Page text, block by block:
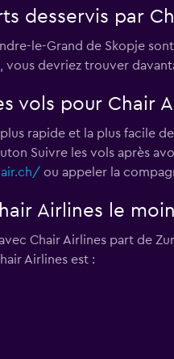
desservis par
le-Grand de Skopje
devriez trouver
vols pour Chair
rapide et la plus facile
Suivre les vols après
ou appeler la
Airlines le
Chair Airlines part de
Airlines est :